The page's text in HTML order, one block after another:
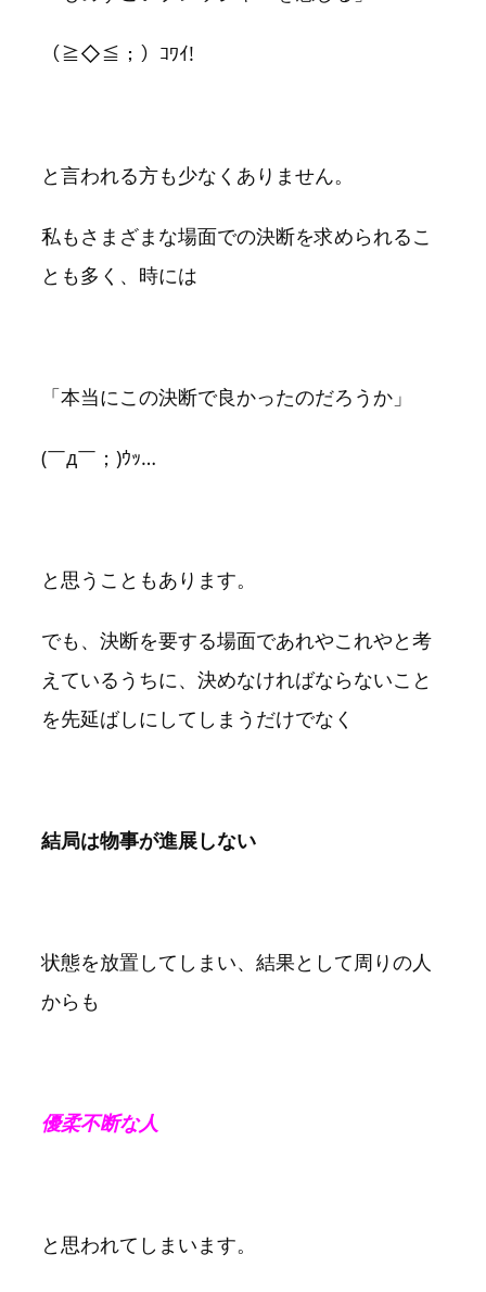
（≧◇≦；）ｺﾜｲ!
と言われる方も少なくありません。
私もさまざまな場面での決断を求められるこ
とも多く、時には
「本当にこの決断で良かったのだろうか」
(￣д￣；)ｳｯ…
と思うこともあります。
でも、決断を要する場面であれやこれやと考
えているうちに、決めなければならないこと
を先延ばしにしてしまうだけでなく
結局は物事が進展しない
状態を放置してしまい、結果として周りの人
からも
優柔不断な人
と思われてしまいます。